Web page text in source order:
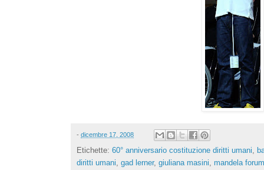
- dicembre 17, 2008
Etichette: 60° anniversario costituzione diritti umani,
diritti umani, gad lerner, giuliana masini, mandela forum